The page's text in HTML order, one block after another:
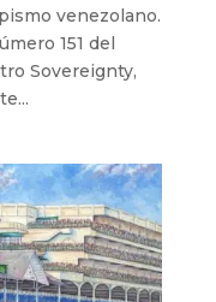
venezolano.
151 del
Sovereignty,